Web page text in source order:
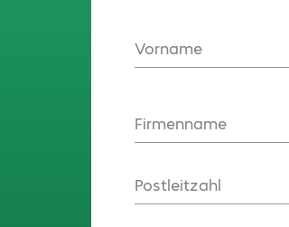
Vorname
Firmenname
Postleitzahl